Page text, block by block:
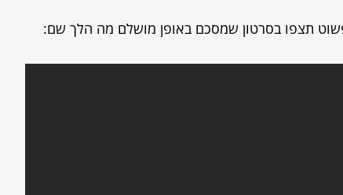
תצפו בסרטון שמסכם באופן מושלם מה הלך שם: